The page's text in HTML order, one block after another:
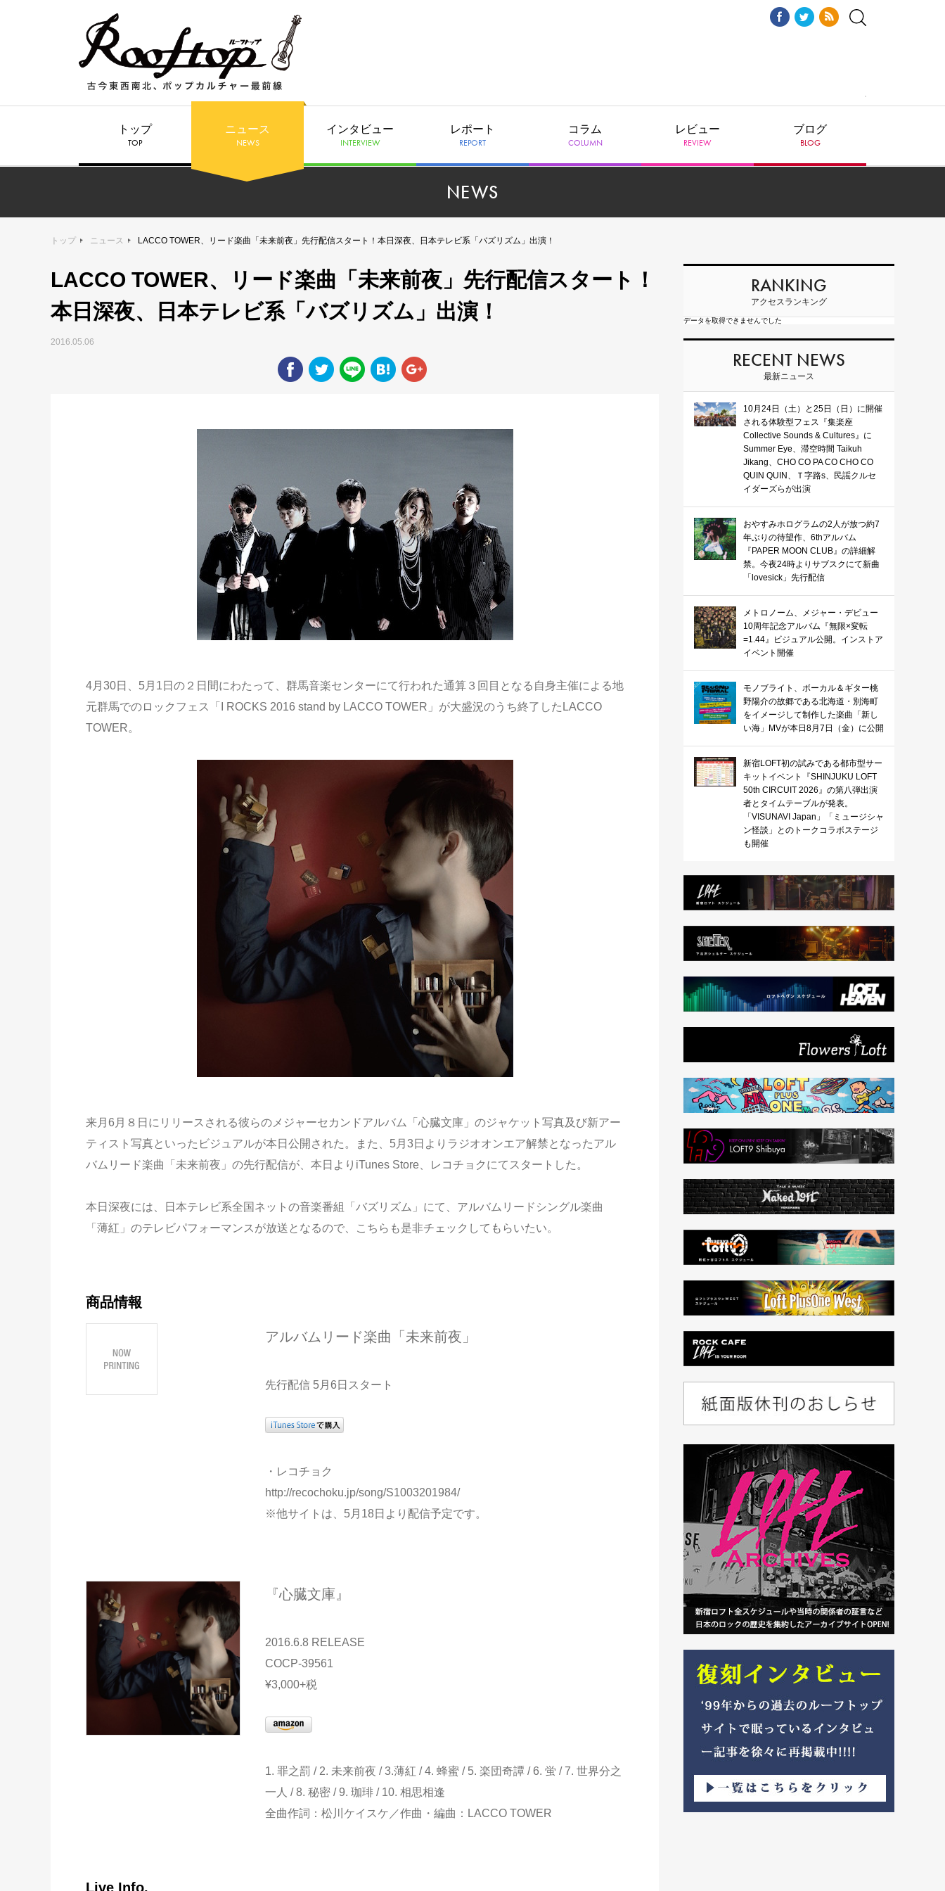
トップ
TOP
ニュース
NEWS
インタビュー
INTERVIEW
レポート
REPORT
コラム
COLUMN
レビュー
REVIEW
ブログ
BLOG
NEWS
トップ ニュース LACCO TOWER、リード楽曲「未来前夜」先行配信スタート！本日深夜、日本テレビ系「バズリズム」出演！
LACCO TOWER、リード楽曲「未来前夜」先行配信スタート！
本日深夜、日本テレビ系「バズリズム」出演！
2016.05.06
4月30日、5月1日の２日間にわたって、群馬音楽センターにて行われた通算３回目となる自身主催による地
元群馬でのロックフェス「I ROCKS 2016 stand by LACCO TOWER」が大盛況のうち終了したLACCO
TOWER。
来月6月８日にリリースされる彼らのメジャーセカンドアルバム「心臓文庫」のジャケット写真及び新アー
ティスト写真といったビジュアルが本日公開された。また、5月3日よりラジオオンエア解禁となったアル
バムリード楽曲「未来前夜」の先行配信が、本日よりiTunes Store、レコチョクにてスタートした。
本日深夜には、日本テレビ系全国ネットの音楽番組「バズリズム」にて、アルバムリードシングル楽曲
「薄紅」のテレビパフォーマンスが放送となるので、こちらも是非チェックしてもらいたい。
商品情報
アルバムリード楽曲「未来前夜」
先行配信 5月6日スタート
・レコチョク
http://recochoku.jp/song/S1003201984/
※他サイトは、5月18日より配信予定です。
『心臓文庫』
2016.6.8 RELEASE
COCP-39561
¥3,000+税
1. 罪之罰 / 2. 未来前夜 / 3.薄紅 / 4. 蜂蜜 / 5. 楽団奇譚 / 6. 蛍 / 7. 世界分之
一人 / 8. 秘密 / 9. 珈琲 / 10. 相思相逢
全曲作詞：松川ケイスケ／作曲・編曲：LACCO TOWER
Live Info.
RANKING
アクセスランキング
データを取得できませんでした
RECENT NEWS
最新ニュース
10月24日（土）と25日（日）に開催
される体験型フェス『集楽座
Collective Sounds & Cultures』に
Summer Eye、滞空時間 Taikuh
Jikang、CHO CO PA CO CHO CO
QUIN QUIN、Ｔ字路s、民謡クルセ
イダーズらが出演
おやすみホログラムの2人が放つ約7
年ぶりの待望作、6thアルバム
『PAPER MOON CLUB』の詳細解
禁。今夜24時よりサブスクにて新曲
「lovesick」先行配信
メトロノーム、メジャー・デビュー
10周年記念アルバム『無限×変転
=1.44』ビジュアル公開。インストア
イベント開催
モノブライト、ボーカル＆ギター桃
野陽介の故郷である北海道・別海町
をイメージして制作した楽曲「新し
い海」MVが本日8月7日（金）に公開
新宿LOFT初の試みである都市型サー
キットイベント『SHINJUKU LOFT
50th CIRCUIT 2026』の第八弾出演
者とタイムテーブルが発表。
「VISUNAVI Japan」「ミュージシャ
ン怪談」とのトークコラボステージ
も開催